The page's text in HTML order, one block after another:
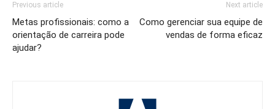
Previous article
Metas profissionais: como a
orientação de carreira pode
ajudar?
Next article
Como gerenciar sua equipe de
vendas de forma eficaz